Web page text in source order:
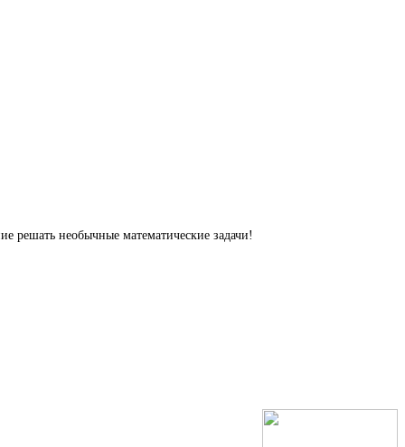
решать необычные математические задачи!